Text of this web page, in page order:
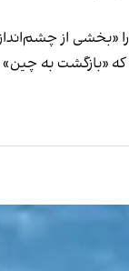
«بخشی از